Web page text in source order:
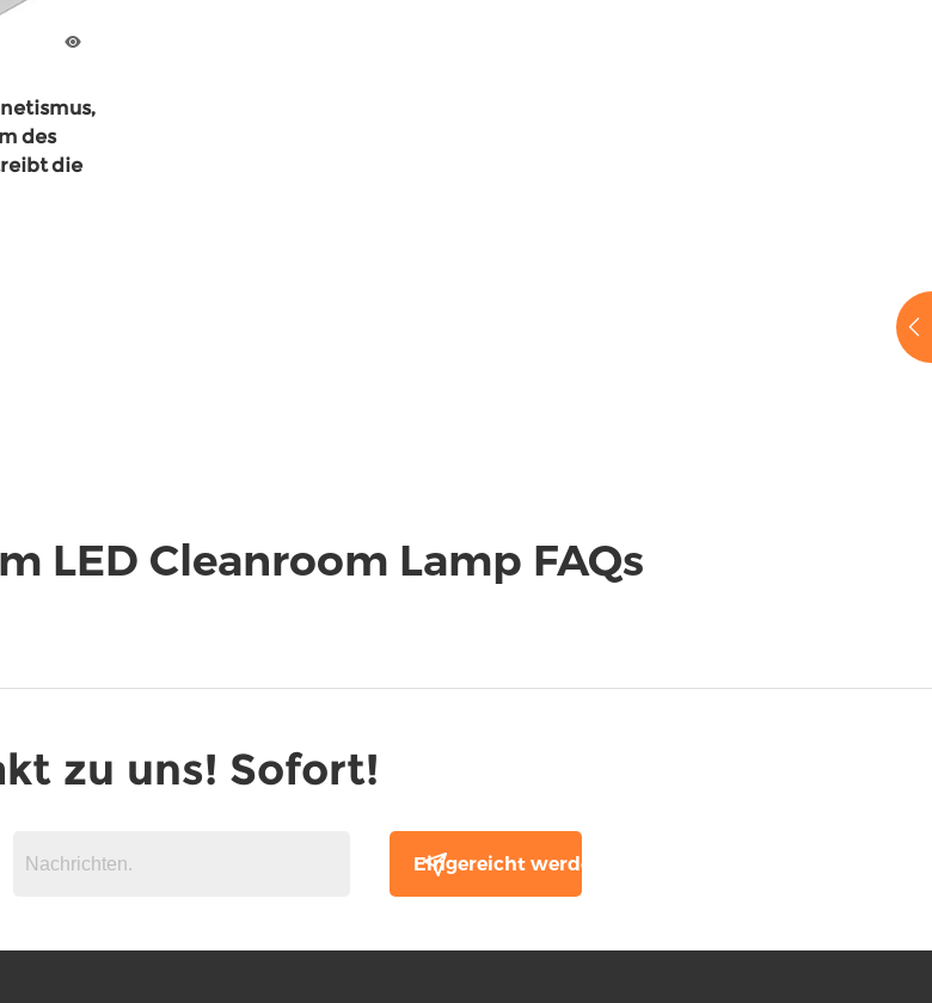
des
die
LED Cleanroom Lamp FAQs
zu uns! Sofort!